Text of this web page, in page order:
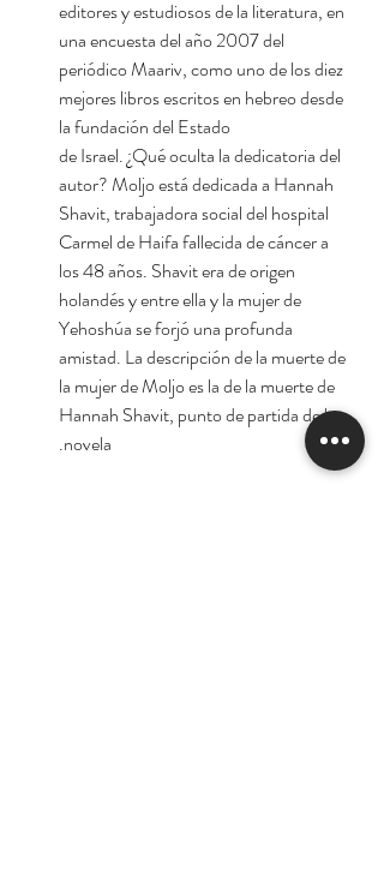
editores y estudiosos de la literatura, en
una encuesta del año 2007 del
periódico Maariv, como uno de los diez
mejores libros escritos en hebreo desde
la fundación del Estado
de Israel. ¿Qué oculta la dedicatoria del
autor? Moljo está dedicada a Hannah
Shavit, trabajadora social del hospital
Carmel de Haifa fallecida de cáncer a
los 48 años. Shavit era de origen
holandés y entre ella y la mujer de
Yehoshúa se forjó una profunda
amistad. La descripción de la muerte de
la mujer de Moljo es la de la muerte de
Hannah Shavit, punto de partida de la
novela.